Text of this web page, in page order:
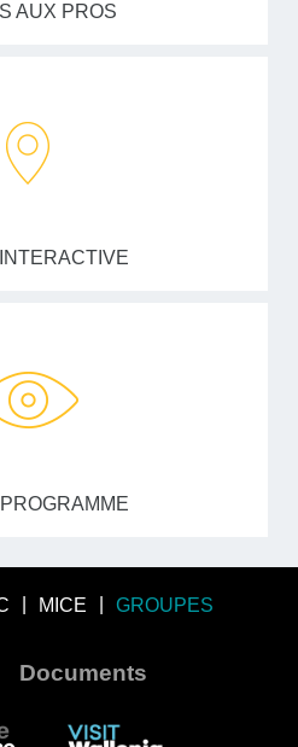
AUX PROS
MICE GROUPES
Documents